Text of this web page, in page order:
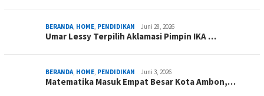
BERANDA, HOME, PENDIDIKAN Juni 28, 2026
Umar Lessy Terpilih Aklamasi Pimpin IKA …
BERANDA, HOME, PENDIDIKAN Juni 3, 2026
Matematika Masuk Empat Besar Kota Ambon,…